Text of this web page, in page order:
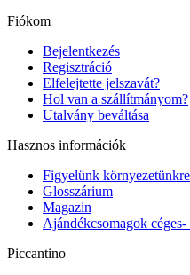
Fiókom
Bejelentkezés
Regisztráció
Elfelejtette jelszavát?
Hol van a szállítmányom?
Utalvány beváltása
Hasznos információk
Figyelünk környezetünkre
Glosszárium
Magazin
Ajándékcsomagok
Piccantino